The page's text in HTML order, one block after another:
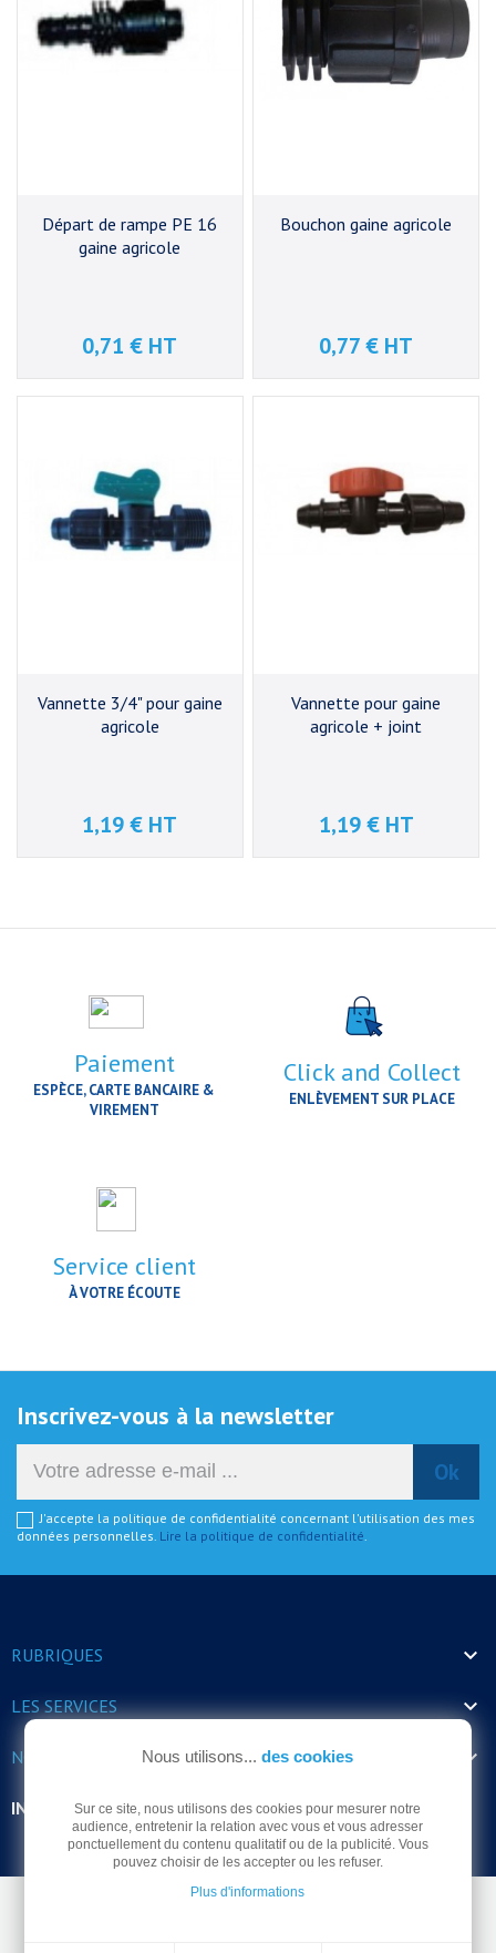
Départ de rampe PE 16
gaine agricole
Prix
0,71 € HT
Bouchon gaine agricole
Prix
0,77 € HT
Vannette 3/4" pour gaine
agricole
Prix
1,19 € HT
Vannette pour gaine
agricole + joint
Prix
1,19 € HT
Paiement
ESPÈCE, CARTE BANCAIRE &
VIREMENT
Click and Collect
ENLÈVEMENT SUR PLACE
Service client
À VOTRE ÉCOUTE
Inscrivez-vous à la newsletter
J'accepte la politique de confidentialité concernant l'utilisation des mes
données personnelles. Lire la politique de confidentialité
RUBRIQUES 
LES SERVICES 
NOS HORAIRES 
INFORMATIONS
Nous utilisons... des cookies
Sur ce site, nous utilisons des cookies pour mesurer notre
audience, entretenir la relation avec vous et vous adresser
ponctuellement du contenu qualitatif ou de la publicité. Vous
pouvez choisir de les accepter ou les refuser.
Plus d'informations